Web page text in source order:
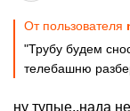
От пользователя
"Трубу будем
телебашню
ну тупые..нада